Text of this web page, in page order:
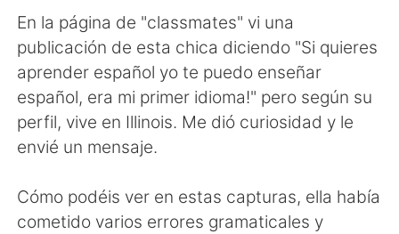
Español العربية
Français Deutsch
日本語 한국어
Indonesia Italiano
En la página de "classmates" vi una
publicación de esta chica diciendo "Si quieres
aprender español yo te puedo enseñar
español, era mi primer idioma!" pero según su
perfil, vive en Illinois. Me dió curiosidad y le
envié un mensaje.
Cómo podéis ver en estas capturas, ella había
cometido varios errores gramaticales y